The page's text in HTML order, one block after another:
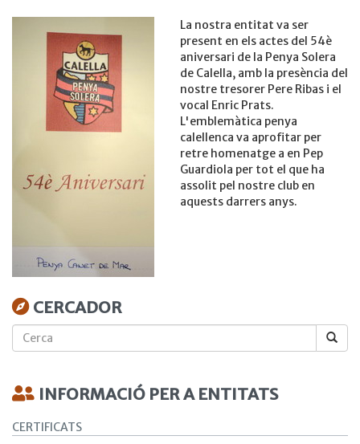
La nostra entitat va ser
present en els actes del 54è
aniversari de la Penya Solera
de Calella, amb la presència del
nostre tresorer Pere Ribas i el
vocal Enric Prats.
L'emblemàtica penya
calellenca va aprofitar per
retre homenatge a en Pep
Guardiola per tot el que ha
assolit pel nostre club en
aquests darrers anys.
CERCADOR
INFORMACIÓ PER A ENTITATS
CERTIFICATS